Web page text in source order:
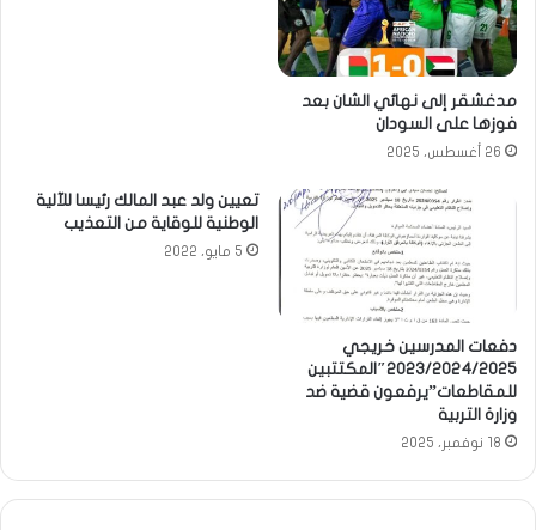
مدغشقر إلى نهائي الشان بعد
فوزها على السودان
26 أغسطس، 2025
دفعات المدرسين خريجي
2023/2024/2025″المكتتبين
للمقاطعات”يرفعون قضية ضد
وزارة التربية
18 نوفمبر، 2025
تعيين ولد عبد المالك رئيسا للآلية
الوطنية للوقاية من التعذيب
5 مايو، 2022